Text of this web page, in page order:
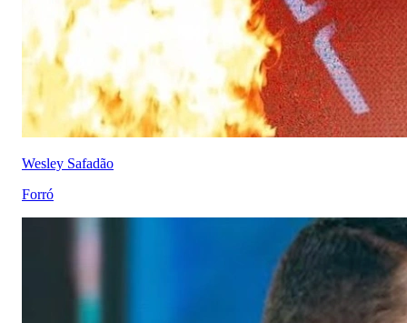
Wesley Safadão
Forró